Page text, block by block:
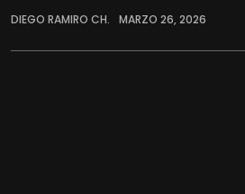
DIEGO RAMIRO CH. MARZO 26, 2026